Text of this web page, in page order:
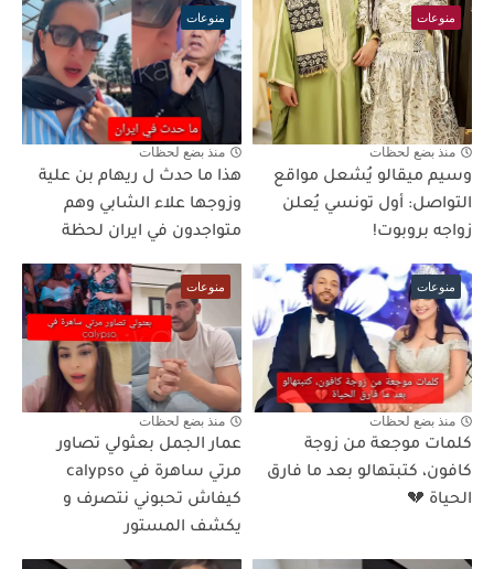
منوعات
منذ بضع لحظات
وسيم ميقالو يُشعل مواقع
التواصل: أول تونسي يُعلن
زواجه بروبوت!
منوعات
منذ بضع لحظات
هذا ما حدث ل ريهام بن علية
وزوجها علاء الشابي وهم
متواجدون في ايران لحظة
منوعات
منذ بضع لحظات
كلمات موجعة من زوجة
كافون، كتبتهالو بعد ما فارق
الحياة 💔
منوعات
منذ بضع لحظات
عمار الجمل بعثولي تصاور
مرتي ساهرة في calypso
كيفاش تحبوني نتصرف و
يكشف المستور